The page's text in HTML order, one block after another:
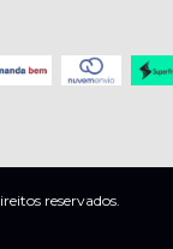
reservados.